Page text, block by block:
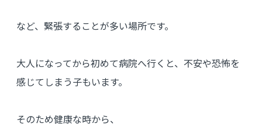
など、緊張することが多い場所です。
大人になってから初めて病院へ行くと、不安や恐怖を
感じてしまう子もいます。
そのため健康な時から、